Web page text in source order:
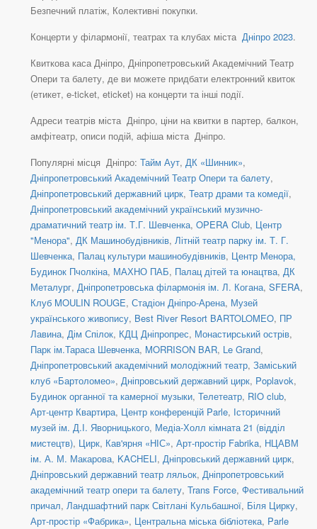
Безпечний платіж, Колективні покупки.
Концерти у філармонії, театрах та клубах міста Дніпро 2023.
Квиткова каса Дніпро, Дніпропетровський Академічний Театр
Опери та балету, де ви можете придбати електронний квиток
(етикет, e-ticket, eticket) на концерти та інші події.
Адреси театрів міста Дніпро, ціни на квитки в партер, балкон,
амфітеатр, описи подій, афіша міста Дніпро.
Популярні місця Дніпро: Тайм Аут, ДК «Шинник»,
Дніпропетровський Академічний Театр Опери та балету,
Дніпропетровський державний цирк, Театр драми та комедії,
Дніпропетровський академічний український музично-
драматичний театр ім. Т.Г. Шевченка, OPERA Club, Центр
"Менора", ДК Машинобудівників, Літній театр парку ім. Т. Г.
Шевченка, Палац культури машинобудівників, Центр Менора,
Будинок Пчолкіна, МАХНО ПАБ, Палац дітей та юнацтва, ДК
Металург, Дніпропетровська філармонія ім. Л. Когана, SFERA,
Клуб MOULIN ROUGE, Стадіон Дніпро-Арена, Музей
українського живопису, Best River Resort BARTOLOMEO, ПР
Лавина, Дім Спілок, КДЦ Дніпропрес, Монастирський острів,
Парк ім.Тараса Шевченка, MORRISON BAR, Le Grand,
Дніпропетровський академічний молодіжний театр, Заміський
клуб «Бартоломео», Дніпровський державний цирк, Poplavok,
Будинок органної та камерної музыки, Телетеатр, RIO club,
Арт-центр Квартира, Центр конференцій Parle, Історичний
музей ім. Д.І. Яворницького, Медіа-Холл кімната 21 (відділ
мистецтв), Цирк, Кав'ярня «НІС», Арт-простір Fabrika, НЦАВМ
ім. А. М. Макарова, KACHELI, Дніпровський державний цирк,
Дніпровський державний театр ляльок, Дніпропетровський
академічний театр опери та балету, Trans Force, Фестивальний
причал, Ландшафтний парк Світлані Кульбашної, Біля Цирку,
Арт-простір «Фабрика», Центральна міська бібліотека, Parle